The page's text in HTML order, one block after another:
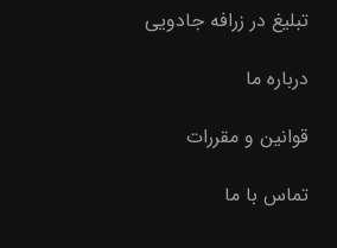
تبلیغ در زرافه جادویی
درباره ما
قوانین و مقررات
تماس با ما